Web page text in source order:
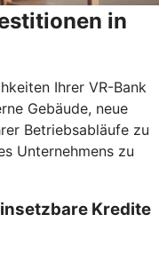
in
Ihrer VR-Bank
Gebäude, neue
Betriebsabläufe zu
Unternehmens zu
Kredite